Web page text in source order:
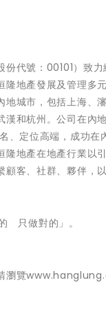
份代號：00101）致
隆地產發展及管理多
城市，包括上海、
漢和杭州。公司在內
、定位高端，成功在
隆地產在地產行業以
客、社群、夥伴，
只做對的」 。
瀏覽